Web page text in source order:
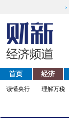
首页 经济
读懂央行
理解万税